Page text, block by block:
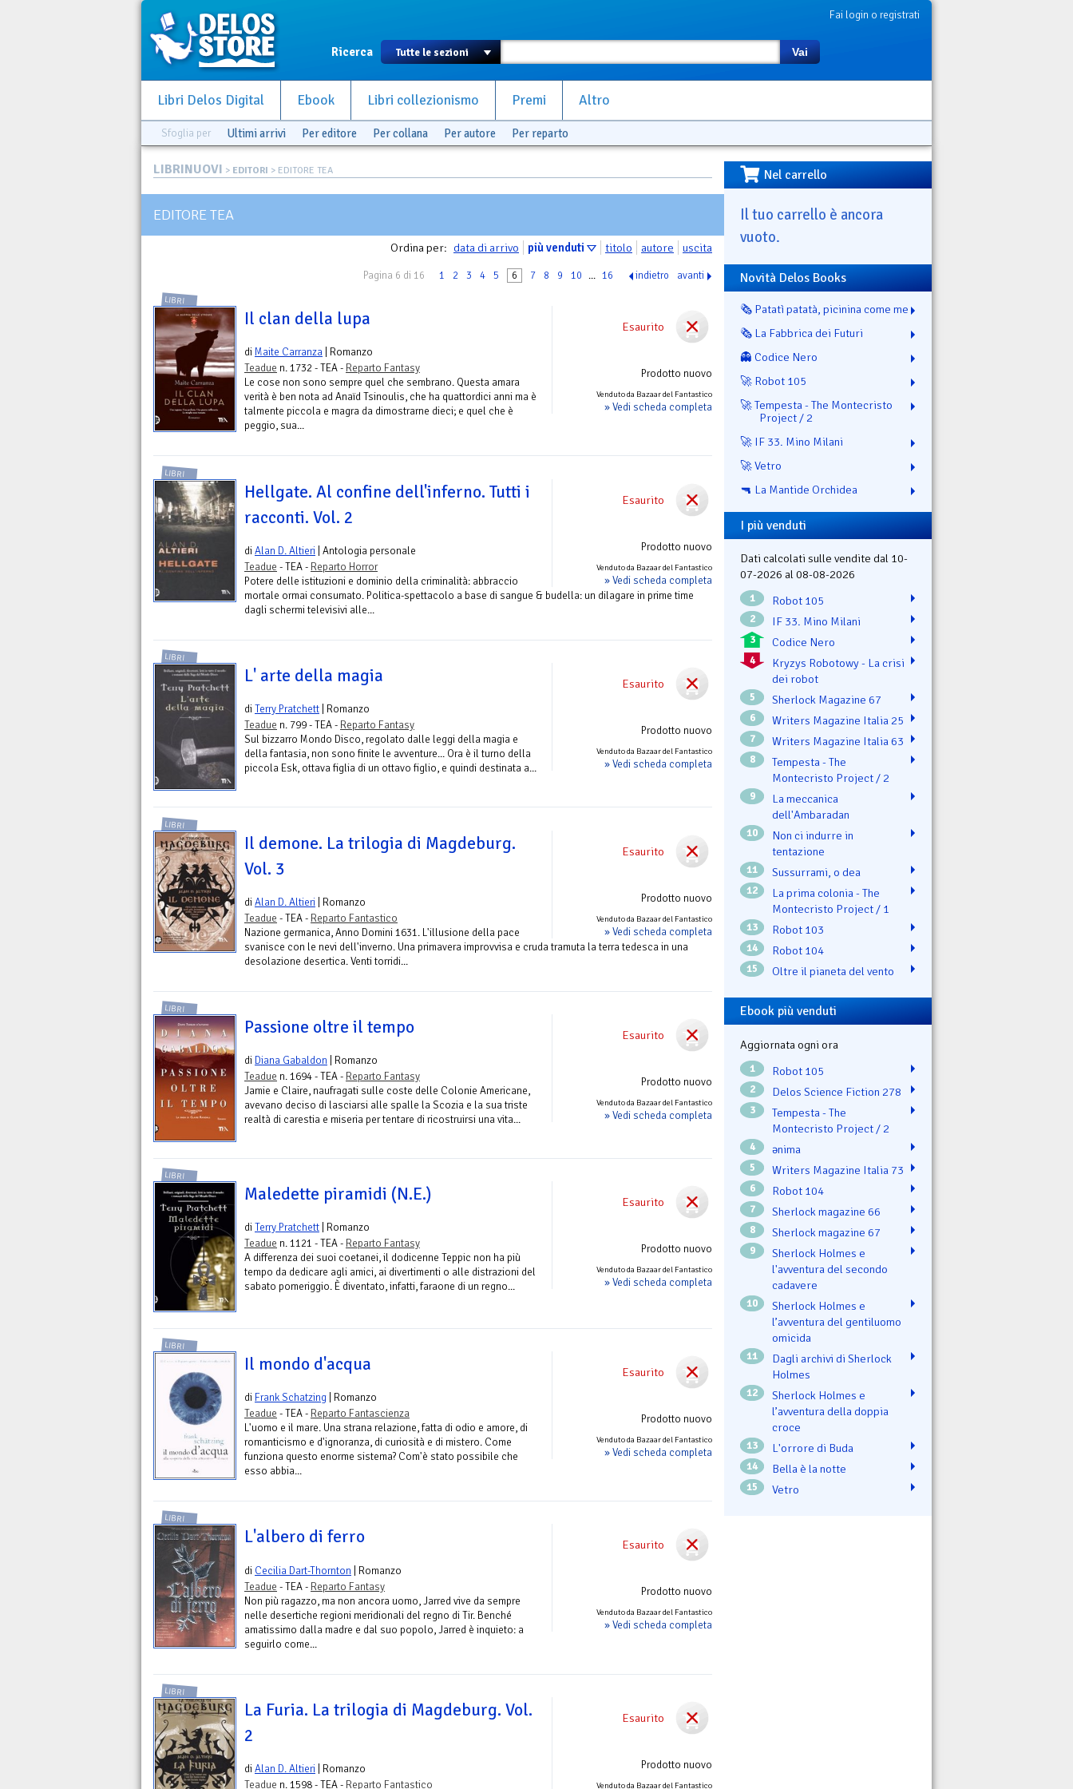
Fai login o registrati
Ricerca Vai
Libri Delos Digital Ebook Libri collezionismo Premi Altro
Sfoglia per Ultimi arrivi Per editore Per collana Per autore Per reparto
LIBRINUOVI > EDITORI > EDITORE TEA
EDITORE TEA
Ordina per: data di arrivo più venduti titolo autore uscita
Pagina 6 di 16 1 2 3 4 5 6 7 8 9 10 ... 16 indietro avanti
Esaurito
Prodotto nuovo
Venduto da Bazaar del Fantastico
» Vedi scheda completa
LIBRI
Il clan della lupa
di Maite Carranza | Romanzo
Teadue n. 1732 - TEA - Reparto Fantasy
Le cose non sono sempre quel che sembrano. Questa amara
verità è ben nota ad Anaïd Tsinoulis, che ha quattordici anni ma è
talmente piccola e magra da dimostrarne dieci; e quel che è
peggio, sua...
Esaurito
Prodotto nuovo
Venduto da Bazaar del Fantastico
» Vedi scheda completa
LIBRI
Hellgate. Al confine dell'inferno. Tutti i
racconti. Vol. 2
diAlan D. Altieri | Antologia personale
Teadue - TEA - Reparto Horror
Potere delle istituzioni e dominio della criminalità: abbraccio
mortale ormai consumato. Politica-spettacolo a base di sangue & budella: un dilagare in prime time
dagli schermi televisivi alle...
Esaurito
Prodotto nuovo
Venduto da Bazaar del Fantastico
» Vedi scheda completa
LIBRI
L' arte della magia
diTerry Pratchett | Romanzo
Teadue n. 799 - TEA - Reparto Fantasy
Sul bizzarro Mondo Disco, regolato dalle leggi della magia e
della fantasia, non sono finite le avventure... Ora è il turno della
piccola Esk, ottava figlia di un ottavo figlio, e quindi destinata a...
Esaurito
Prodotto nuovo
Venduto da Bazaar del Fantastico
» Vedi scheda completa
LIBRI
Il demone. La trilogia di Magdeburg.
Vol. 3
diAlan D. Altieri | Romanzo
Teadue - TEA - Reparto Fantastico
Nazione germanica, Anno Domini 1631. L'illusione della pace
svanisce con le nevi dell'inverno. Una primavera improvvisa e cruda tramuta la terra tedesca in una
desolazione desertica. Venti torridi...
Esaurito
Prodotto nuovo
Venduto da Bazaar del Fantastico
» Vedi scheda completa
LIBRI
Passione oltre il tempo
di Diana Gabaldon | Romanzo
Teadue n. 1694 - TEA - Reparto Fantasy
Jamie e Claire, naufragati sulle coste delle Colonie Americane,
avevano deciso di lasciarsi alle spalle la Scozia e la sua triste
realtà di carestia e miseria per tentare di ricostruirsi una vita...
Esaurito
Prodotto nuovo
Venduto da Bazaar del Fantastico
» Vedi scheda completa
LIBRI
Maledette piramidi (N.E.)
diTerry Pratchett | Romanzo
Teadue n. 1121 - TEA - Reparto Fantasy
A differenza dei suoi coetanei, il dodicenne Teppic non ha più
tempo da dedicare agli amici, ai divertimenti o alle distrazioni del
sabato pomeriggio. È diventato, infatti, faraone di un regno...
Esaurito
Prodotto nuovo
Venduto da Bazaar del Fantastico
» Vedi scheda completa
LIBRI
Il mondo d'acqua
di Frank Schatzing | Romanzo
Teadue - TEA - Reparto Fantascienza
L'uomo e il mare. Una strana relazione, fatta di odio e amore, di
romanticismo e d'ignoranza, di curiosità e di mistero. Come
funziona questo enorme sistema? Com'è stato possibile che
esso abbia...
Esaurito
Prodotto nuovo
Venduto da Bazaar del Fantastico
» Vedi scheda completa
LIBRI
L'albero di ferro
di Cecilia Dart-Thornton | Romanzo
Teadue - TEA - Reparto Fantasy
Non più ragazzo, ma non ancora uomo, Jarred vive da sempre
nelle desertiche regioni meridionali del regno di Tir. Benché
amatissimo dalla madre e dal suo popolo, Jarred è inquieto: a
seguirlo come...
Esaurito
Prodotto nuovo
Venduto da Bazaar del Fantastico
LIBRI
La Furia. La trilogia di Magdeburg. Vol.
2
diAlan D. Altieri | Romanzo
Teadue n. 1598 - TEA - Reparto Fantastico
Nel carrello
Il tuo carrello è ancora
vuoto.
Novità Delos Books
🗞️ Patatì patatà, picinina come me
🗞️ La Fabbrica dei Futuri
👻 Codice Nero
🚀 Robot 105
🚀 Tempesta - The Montecristo
Project / 2
🚀 IF 33. Mino Milani
🚀 Vetro
🔫 La Mantide Orchidea
I più venduti
Dati calcolati sulle vendite dal 10-
07-2026 al 08-08-2026
1 Robot 105
2 IF 33. Mino Milani
3 Codice Nero
4
Kryzys Robotowy - La crisi
dei robot
5 Sherlock Magazine 67
6 Writers Magazine Italia 25
7 Writers Magazine Italia 63
8
Tempesta - The
Montecristo Project / 2
9
La meccanica
dell'Ambaradan
10
Non ci indurre in
tentazione
11 Sussurrami, o dea
12
La prima colonia - The
Montecristo Project / 1
13 Robot 103
14 Robot 104
15 Oltre il pianeta del vento
Ebook più venduti
Aggiornata ogni ora
1 Robot 105
2 Delos Science Fiction 278
3
Tempesta - The
Montecristo Project / 2
4 ənima
5 Writers Magazine Italia 73
6 Robot 104
7 Sherlock magazine 66
8 Sherlock magazine 67
9
Sherlock Holmes e
l'avventura del secondo
cadavere
10
Sherlock Holmes e
l’avventura del gentiluomo
omicida
11
Dagli archivi di Sherlock
Holmes
12
Sherlock Holmes e
l’avventura della doppia
croce
13 L'orrore di Buda
14 Bella è la notte
15 Vetro